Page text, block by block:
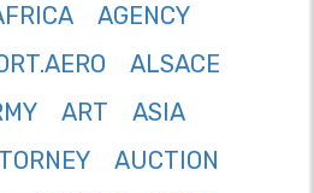
AGENCY
ALSACE
ART
ASIA
AUCTION